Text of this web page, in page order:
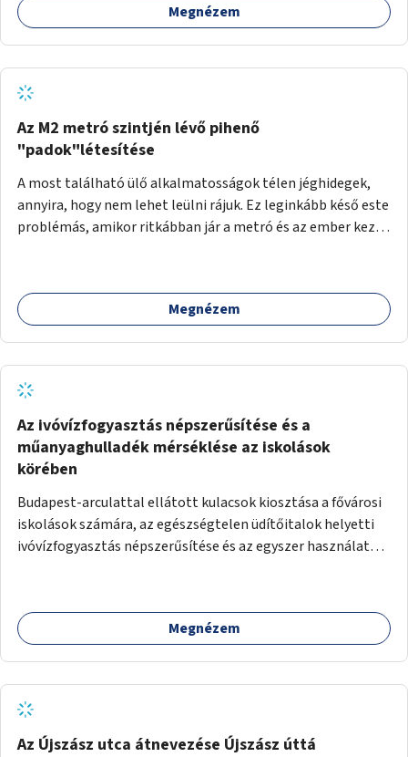
Megnézem
Az M2 metró szintjén lévő pihenő
"padok"létesítése
A most található ülő alkalmatosságok télen jéghidegek,
annyira, hogy nem lehet leülni rájuk. Ez leginkább késő este
problémás, amikor ritkábban jár a metró és az ember keze
Megnézem
Az ivóvízfogyasztás népszerűsítése és a
műanyaghulladék mérséklése az iskolások
körében
Budapest-arculattal ellátott kulacsok kiosztása a fővárosi
iskolások számára, az egészségtelen üdítőitalok helyetti
ivóvízfogyasztás népszerűsítése és az egyszer használatos
Megnézem
Az Újszász utca átnevezése Újszász úttá